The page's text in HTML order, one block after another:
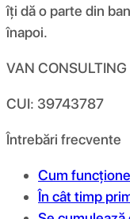
îți dă o parte din
înapoi.
VAN CONSULTING
CUI: 39743787
Întrebări frecvente
Cum
În cât timp